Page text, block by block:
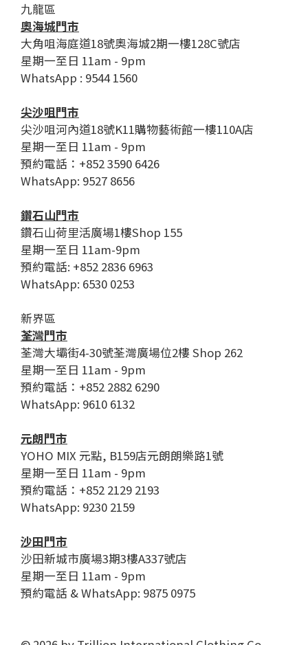
九龍區
奧海城門市
大角咀海庭道18號奧海城2期一樓128C號店
星期一至日 11am - 9pm
WhatsApp : 9544 1560
尖沙咀門市
尖沙咀河內道18號K11購物藝術館一樓110A店
星期一至日 11am - 9pm
預約電話：+852 3590 6426
WhatsApp: 9527 8656
鑽石山門市
鑽石山荷里活廣場1樓Shop 155
星期一至日 11am-9pm
預約電話: +852 2836 6963
WhatsApp: 6530 0253
新界區
荃灣門市
荃灣大壩街4-30號荃灣廣場位2樓 Shop 262
星期一至日 11am - 9pm
預約電話：+852 2882 6290
WhatsApp: 9610 6132
元朗門市
YOHO MIX 元點, B159店元朗朗樂路1號
星期一至日 11am - 9pm
預約電話：+852 2129 2193
WhatsApp: 9230 2159
沙田門市
沙田新城市廣場3期3樓A337號店
星期一至日 11am - 9pm
預約電話 & WhatsApp: 9875 0975